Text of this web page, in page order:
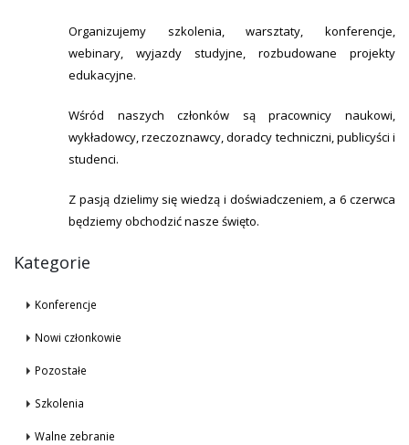
Organizujemy szkolenia, warsztaty, konferencje,
webinary, wyjazdy studyjne, rozbudowane projekty
edukacyjne.
Wśród naszych członków są pracownicy naukowi,
wykładowcy, rzeczoznawcy, doradcy techniczni, publicyści i
studenci.
Z pasją dzielimy się wiedzą i doświadczeniem, a 6 czerwca
będziemy obchodzić nasze święto.
Kategorie
Konferencje
Nowi członkowie
Pozostałe
Szkolenia
Walne zebranie